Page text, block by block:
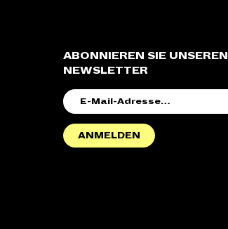
ABONNIEREN SIE UNSEREN
NEWSLETTER
MAIL-
ANMELDEN